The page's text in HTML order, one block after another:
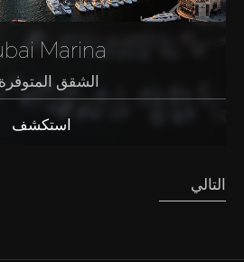
Marina
الشقق
استكشف
التالي